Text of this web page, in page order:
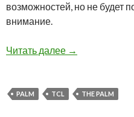
возможностей, но не будет
внимание.
Читать далее Palm
→
PALM TCL THE PALM